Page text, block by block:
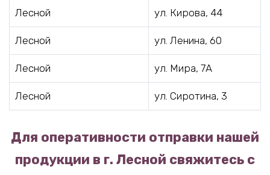
Лесной ул. Кирова, 44
Лесной ул. Ленина, 60
Лесной ул. Мира, 7А
Лесной ул. Сиротина, 3
Для оперативности отправки нашей
продукции в г. Лесной свяжитесь с